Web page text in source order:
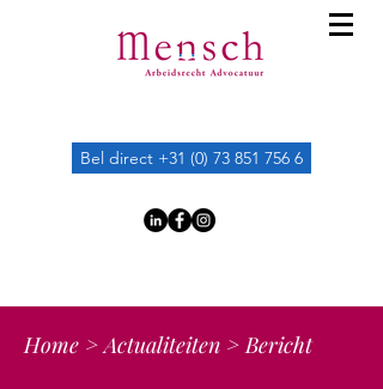
Bel direct +31 (0) 73 851 756 6
Home >Actualiteiten > Bericht